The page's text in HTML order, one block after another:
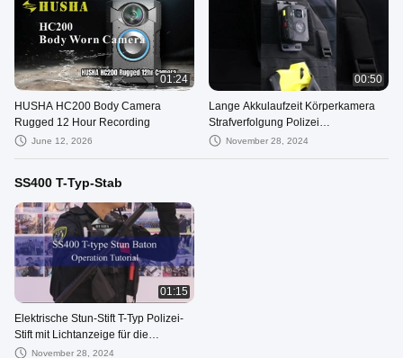
01:24
HUSHA HC200 Body Camera
Rugged 12 Hour Recording
June 12, 2026
00:50
Lange Akkulaufzeit Körperkamera
Strafverfolgung Polizei
Körperkameras wasserdicht
November 28, 2024
SS400 T-Typ-Stab
01:15
Elektrische Stun-Stift T-Typ Polizei-
Stift mit Lichtanzeige für die
Strafverfolgung
November 28, 2024